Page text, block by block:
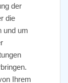
der
die
und um
Ihrem